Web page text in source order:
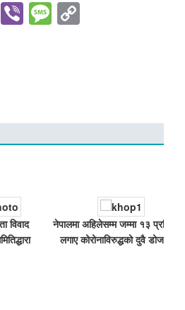
GmailViberMessage
विवाद
नेपालमा अहिलेसम्म जम्मा १३
लगाए कोरोनाविरुद्धको दुवै डोज खोप